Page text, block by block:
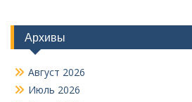
Архивы
Август 2026
Июль 2026